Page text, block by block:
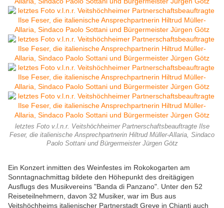
letztes Foto v.l.n.r. Veitshöchheimer Partnerschaftsbeauftragte Ilse
Feser, die italienische Ansprechpartnerin Hiltrud Müller-Allaria, Sindaco
Paolo Sottani und Bürgermeister Jürgen Götz
Ein Konzert inmitten des Weinfestes im Rokokogarten am
Sonntagnachmittag bildete den Höhepunkt des dreitägigen
Ausflugs des Musikvereins "Banda di Panzano". Unter den 52
Reiseteilnehmern, davon 32 Musiker, war im Bus aus
Veitshöchheims italienischer Partnerstadt Greve in Chianti auch